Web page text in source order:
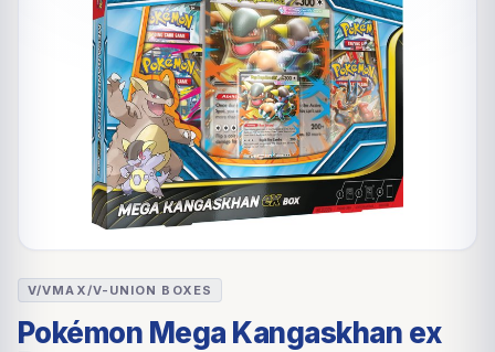
V/VMAX/V-UNION BOXES
Pokémon Mega Kangaskhan ex